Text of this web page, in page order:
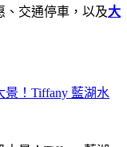
、交通停車，以及大
！Tiffany 藍湖水